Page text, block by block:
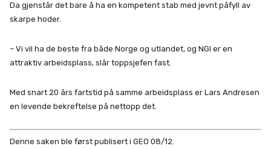
Da gjenstår det bare å ha en kompetent stab med jevnt påfyll av
skarpe hoder.
– Vi vil ha de beste fra både Norge og utlandet, og NGI er en
attraktiv arbeidsplass, slår toppsjefen fast.
Med snart 20 års fartstid på samme arbeidsplass er Lars Andresen
en levende bekreftelse på nettopp det.
Denne saken ble først publisert i GEO 08/12.